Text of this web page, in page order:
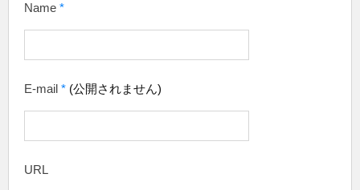
Name *
E-mail * (公開されません)
URL